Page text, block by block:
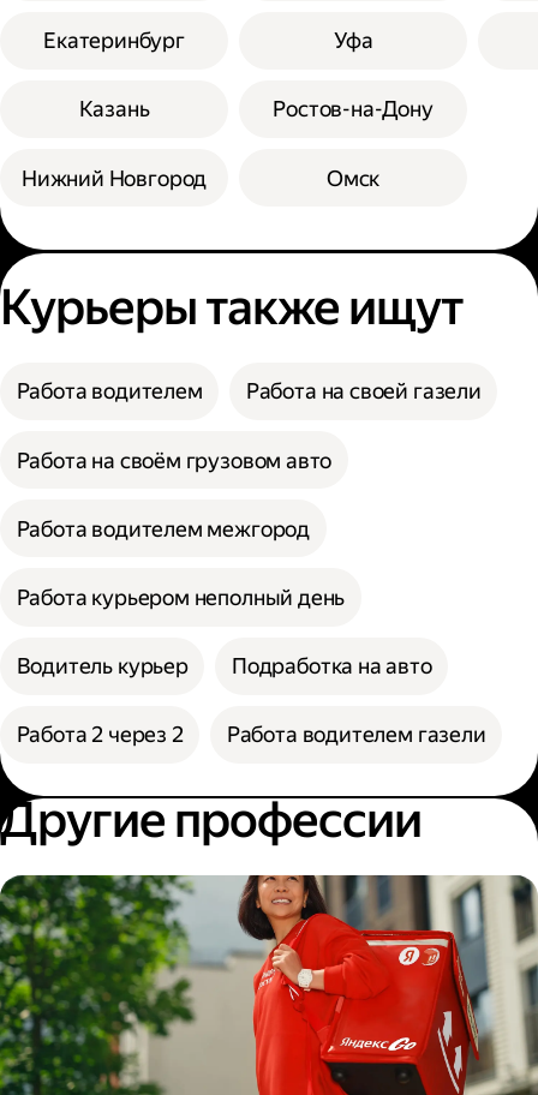
Екатеринбург
Казань
Нижний Новгород
Уфа
Ростов-на-Дону
Омск
Курьеры также ищут
Работа водителем Работа на своей газели
Работа на своём грузовом авто
Работа водителем межгород
Работа курьером неполный день
Водитель курьер Подработка на авто
Работа 2 через 2 Работа водителем газели
Другие профессии